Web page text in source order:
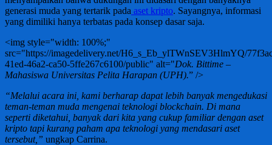
generasi muda yang tertarik pada aset kripto. Sayangnya, informasi
yang dimiliki hanya terbatas pada konsep dasar saja.
<img style="width: 100%;"
src="https://imagedelivery.net/H6_s_Eb_ylTWnSEV3HlmYQ/
41ed-46a2-ca50-5ffe267c6100/public" alt="Dok. Bittime –
Mahasiswa Universitas Pelita Harapan (UPH).” />
“Melalui acara ini, kami berharap dapat lebih banyak mengedukasi
teman-teman muda mengenai teknologi blockchain. Di mana
seperti diketahui, banyak dari kita yang cukup familiar dengan aset
kripto tapi kurang paham apa teknologi yang mendasari aset
tersebut,” ungkap Carrina.